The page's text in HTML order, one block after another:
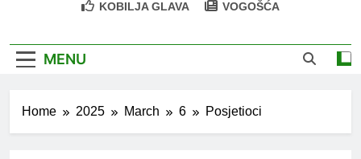
KOBILJA GLAVA VOGOŠĆA
MENU
Home 2025 March 6 Posjetioci